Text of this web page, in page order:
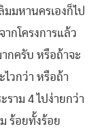
มมหานครเองก็ไป
กโครงการแล้ว
กครับ หรือถ้าจะ
ไวกว่า หรือถ้า
าม 4 ไปง่ายกว่า
ร้อยทั้งร้อย